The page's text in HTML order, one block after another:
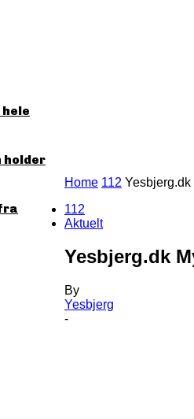
holder
Home 112
112
Aktuelt
Yesbjerg.dk
By
Yesbjerg
-